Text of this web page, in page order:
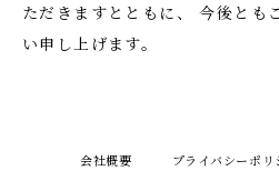
ただきますとともに、 今後とも
い申し上げます。
会社概要 プライバシーポリ